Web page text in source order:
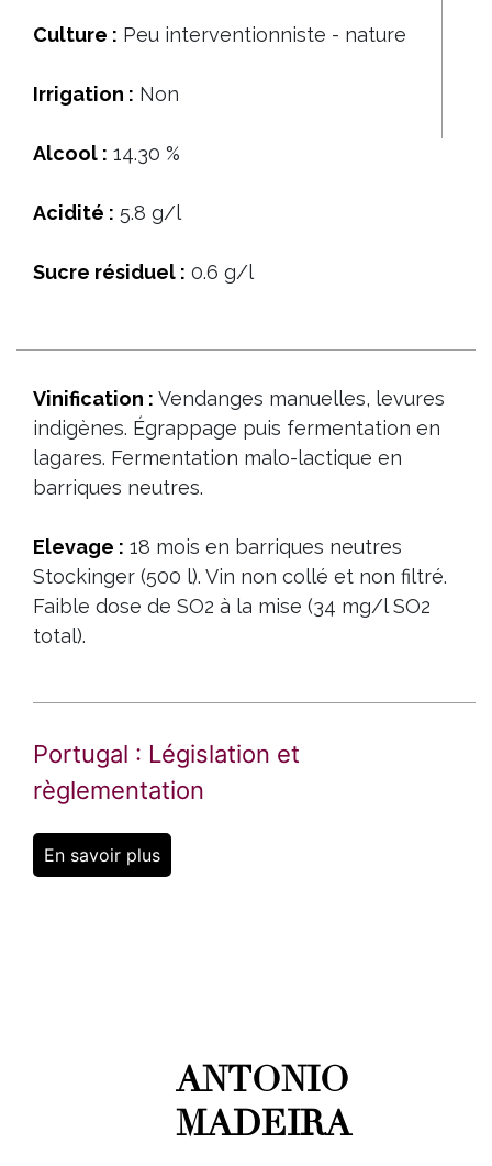
Culture : Peu interventionniste - nature
Irrigation : Non
Alcool : 14.30 %
Acidité : 5.8 g/l
Sucre résiduel : 0.6 g/l
Vinification : Vendanges manuelles, levures
indigènes. Égrappage puis fermentation en
lagares. Fermentation malo-lactique en
barriques neutres.
Elevage : 18 mois en barriques neutres
Stockinger (500 l). Vin non collé et non filtré.
Faible dose de SO2 à la mise (34 mg/l SO2
total).
Portugal : Législation et
règlementation
En savoir plus
ANTONIO
MADEIRA